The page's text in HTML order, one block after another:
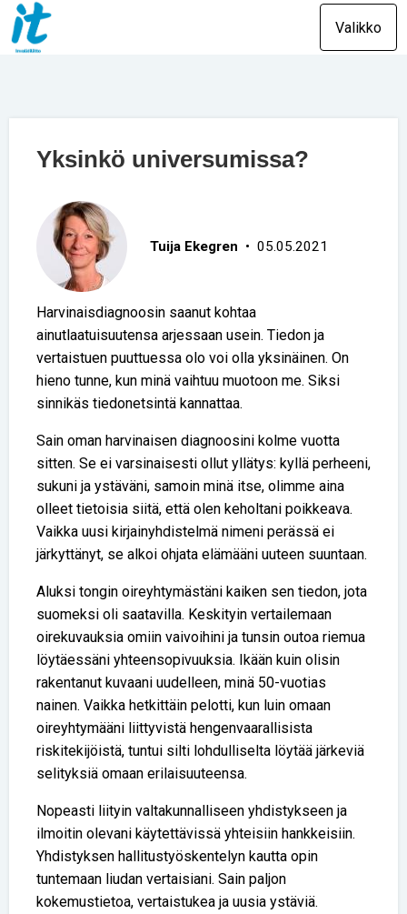
Valikko
Yksinkö universumissa?
Tuija Ekegren • 05.05.2021
Harvinaisdiagnoosin saanut kohtaa
ainutlaatuisuutensa arjessaan usein. Tiedon ja
vertaistuen puuttuessa olo voi olla yksinäinen. On
hieno tunne, kun minä vaihtuu muotoon me. Siksi
sinnikäs tiedonetsintä kannattaa.
Sain oman harvinaisen diagnoosini kolme vuotta
sitten. Se ei varsinaisesti ollut yllätys: kyllä perheeni,
sukuni ja ystäväni, samoin minä itse, olimme aina
olleet tietoisia siitä, että olen keholtani poikkeava.
Vaikka uusi kirjainyhdistelmä nimeni perässä ei
järkyttänyt, se alkoi ohjata elämääni uuteen suuntaan.
Aluksi tongin oireyhtymästäni kaiken sen tiedon, jota
suomeksi oli saatavilla. Keskityin vertailemaan
oirekuvauksia omiin vaivoihini ja tunsin outoa riemua
löytäessäni yhteensopivuuksia. Ikään kuin olisin
rakentanut kuvaani uudelleen, minä 50-vuotias
nainen. Vaikka hetkittäin pelotti, kun luin omaan
oireyhtymääni liittyvistä hengenvaarallisista
riskitekijöistä, tuntui silti lohdulliselta löytää järkeviä
selityksiä omaan erilaisuuteensa.
Nopeasti liityin valtakunnalliseen yhdistykseen ja
ilmoitin olevani käytettävissä yhteisiin hankkeisiin.
Yhdistyksen hallitustyöskentelyn kautta opin
tuntemaan liudan vertaisiani. Sain paljon
kokemustietoa, vertaistukea ja uusia ystäviä.